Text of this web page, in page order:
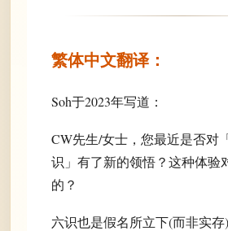
繁体中文翻译：
Soh于2023年写道：
CW先生/女士，您最近是否对
识」有了新的领悟？这种体验
的？
六识也是假名所立下(而非实